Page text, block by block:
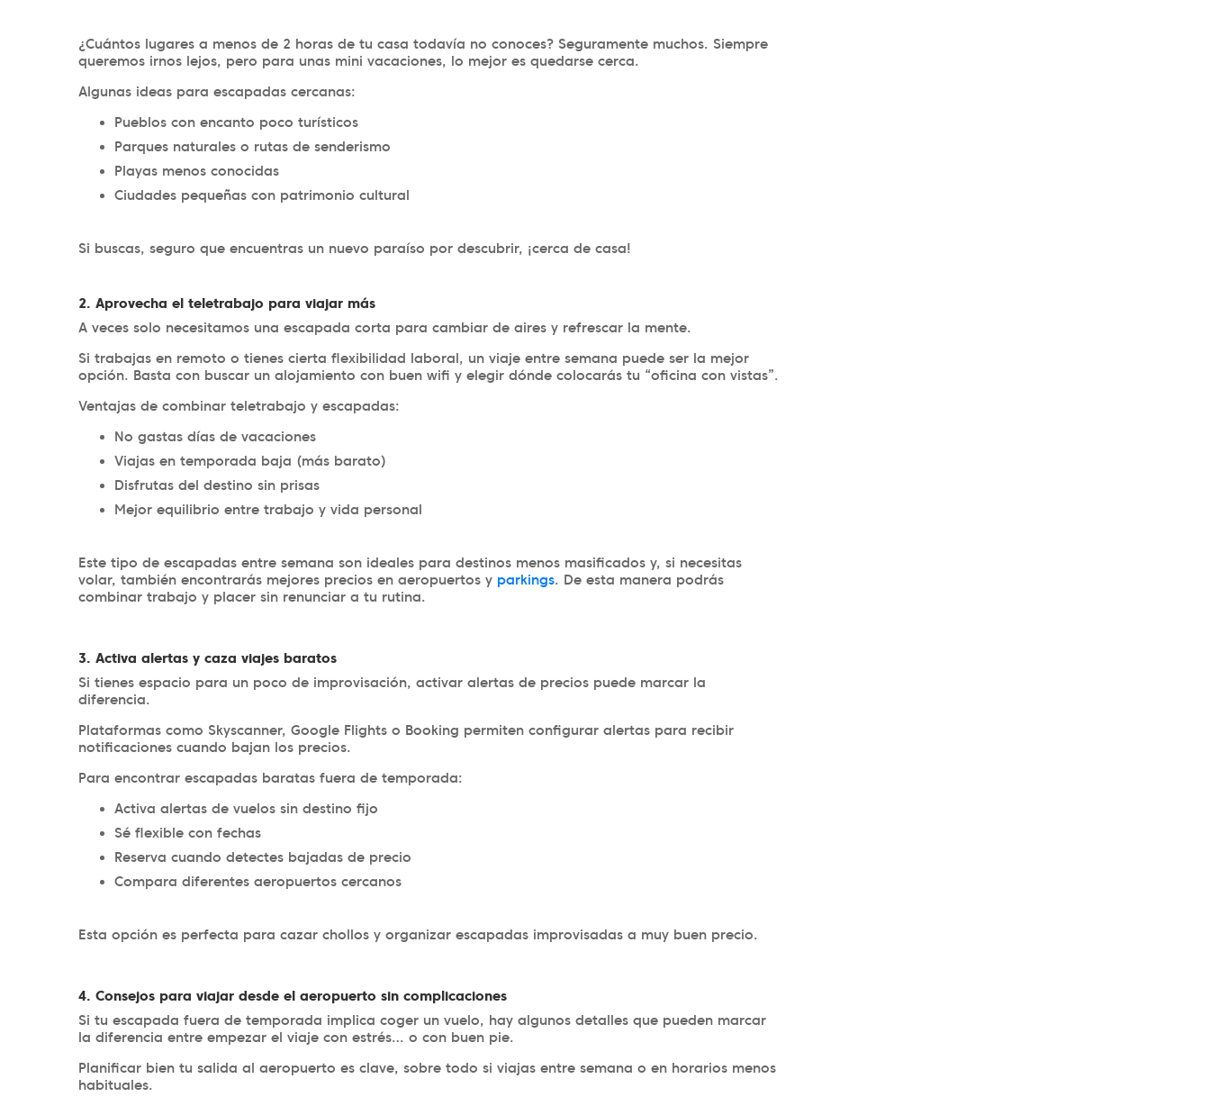
¿Cuántos lugares a menos de 2 horas de tu casa todavía no conoces? Seguramente muchos. Siempre
queremos irnos lejos, pero para unas mini vacaciones, lo mejor es quedarse cerca.
Algunas ideas para escapadas cercanas:
Pueblos con encanto poco turísticos
Parques naturales o rutas de senderismo
Playas menos conocidas
Ciudades pequeñas con patrimonio cultural
Si buscas, seguro que encuentras un nuevo paraíso por descubrir, ¡cerca de casa!
2. Aprovecha el teletrabajo para viajar más
A veces solo necesitamos una escapada corta para cambiar de aires y refrescar la mente.
Si trabajas en remoto o tienes cierta flexibilidad laboral, un viaje entre semana puede ser la mejor
opción. Basta con buscar un alojamiento con buen wifi y elegir dónde colocarás tu “oficina con vistas”.
Ventajas de combinar teletrabajo y escapadas:
No gastas días de vacaciones
Viajas en temporada baja (más barato)
Disfrutas del destino sin prisas
Mejor equilibrio entre trabajo y vida personal
Este tipo de escapadas entre semana son ideales para destinos menos masificados y, si necesitas
volar, también encontrarás mejores precios en aeropuertos y parkings. De esta manera podrás
combinar trabajo y placer sin renunciar a tu rutina.
3. Activa alertas y caza viajes baratos
Si tienes espacio para un poco de improvisación, activar alertas de precios puede marcar la
diferencia.
Plataformas como Skyscanner, Google Flights o Booking permiten configurar alertas para recibir
notificaciones cuando bajan los precios.
Para encontrar escapadas baratas fuera de temporada:
Activa alertas de vuelos sin destino fijo
Sé flexible con fechas
Reserva cuando detectes bajadas de precio
Compara diferentes aeropuertos cercanos
Esta opción es perfecta para cazar chollos y organizar escapadas improvisadas a muy buen precio.
4. Consejos para viajar desde el aeropuerto sin complicaciones
Si tu escapada fuera de temporada implica coger un vuelo, hay algunos detalles que pueden marcar
la diferencia entre empezar el viaje con estrés… o con buen pie.
Planificar bien tu salida al aeropuerto es clave, sobre todo si viajas entre semana o en horarios menos
habituales.